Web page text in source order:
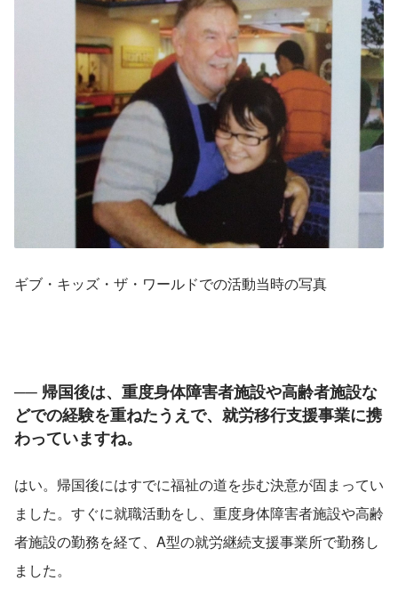
ギブ・キッズ・ザ・ワールドでの活動当時の写真
── 帰国後は、重度身体障害者施設や高齢者施設な
どでの経験を重ねたうえで、就労移行支援事業に携
わっていますね。
はい。帰国後にはすでに福祉の道を歩む決意が固まってい
ました。すぐに就職活動をし、重度身体障害者施設や高齢
者施設の勤務を経て、A型の就労継続支援事業所で勤務し
ました。